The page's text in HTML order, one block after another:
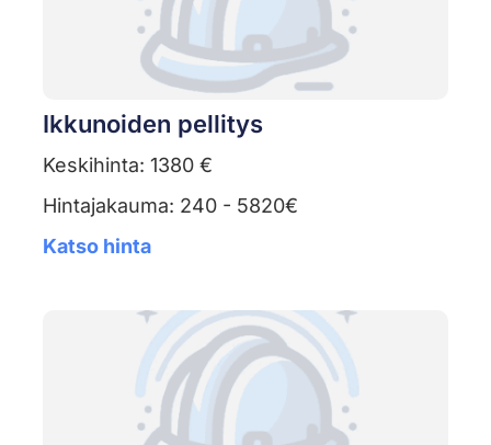
Ikkunoiden pellitys
Keskihinta: 1380 €
Hintajakauma: 240 - 5820€
Katso hinta